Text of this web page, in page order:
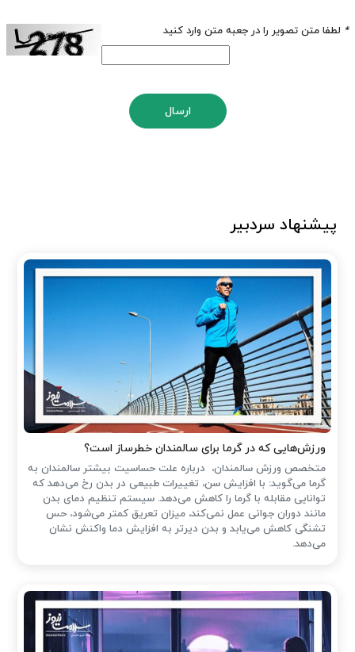
* لطفا متن تصویر را در جعبه متن وارد کنید
ارسال
پیشنهاد سردبیر
ورزش‌هایی که در گرما برای سالمندان خطرساز است؟
متخصص ورزش سالمندان، درباره علت حساسیت بیشتر سالمندان به
گرما می‌گوید: با افزایش سن، تغییرات طبیعی در بدن رخ می‌دهد که
توانایی مقابله با گرما را کاهش می‌دهد. سیستم تنظیم دمای بدن
مانند دوران جوانی عمل نمی‌کند، میزان تعریق کمتر می‌شود، حس
تشنگی کاهش می‌یابد و بدن دیرتر به افزایش دما واکنش نشان
می‌دهد.